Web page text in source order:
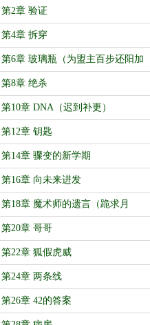
第2章 验证
第4章 拆穿
第6章 玻璃瓶（为盟主百步还阳加
更！）
第8章 绝杀
第10章 DNA（迟到补更）
第12章 钥匙
第14章 骤变的新学期
第16章 向未来进发
第18章 魔术师的遗言（跪求月
票！）
第20章 哥哥
第22章 狐假虎威
第24章 两条线
第26章 42的答案